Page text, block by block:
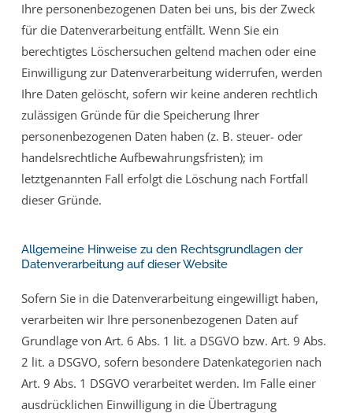
Ihre personenbezogenen Daten bei uns, bis der Zweck
für die Datenverarbeitung entfällt. Wenn Sie ein
berechtigtes Löschersuchen geltend machen oder eine
Einwilligung zur Datenverarbeitung widerrufen, werden
Ihre Daten gelöscht, sofern wir keine anderen rechtlich
zulässigen Gründe für die Speicherung Ihrer
personenbezogenen Daten haben (z. B. steuer- oder
handelsrechtliche Aufbewahrungsfristen); im
letztgenannten Fall erfolgt die Löschung nach Fortfall
dieser Gründe.
Allgemeine Hinweise zu den Rechtsgrundlagen der
Datenverarbeitung auf dieser Website
Sofern Sie in die Datenverarbeitung eingewilligt haben,
verarbeiten wir Ihre personenbezogenen Daten auf
Grundlage von Art. 6 Abs. 1 lit. a DSGVO bzw. Art. 9 Abs.
2 lit. a DSGVO, sofern besondere Datenkategorien nach
Art. 9 Abs. 1 DSGVO verarbeitet werden. Im Falle einer
ausdrücklichen Einwilligung in die Übertragung